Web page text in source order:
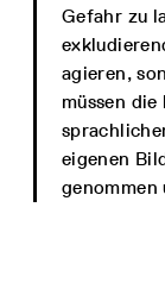
Gefahr zu
agieren,
müssen
eigenen